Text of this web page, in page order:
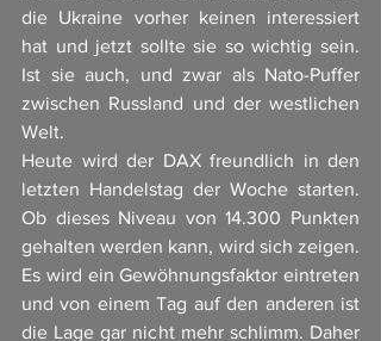
die Ukraine vorher keinen interessiert
hat und jetzt sollte sie so wichtig sein.
Ist sie auch, und zwar als Nato-Puffer
zwischen Russland und der westlichen
Welt.
Heute wird der DAX freundlich in den
letzten Handelstag der Woche starten.
Ob dieses Niveau von 14.300 Punkten
gehalten werden kann, wird sich zeigen.
Es wird ein Gewöhnungsfaktor eintreten
und von einem Tag auf den anderen ist
die Lage gar nicht mehr schlimm. Daher